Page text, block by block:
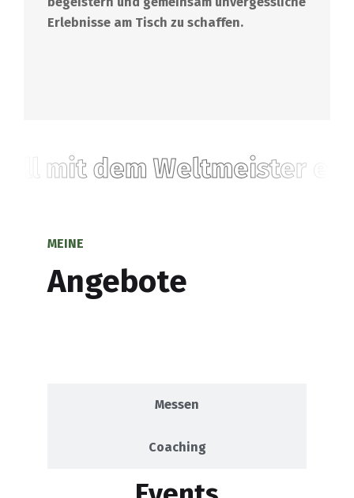
Erlebnisse am Tisch zu schaffen.
mit dem Weltmeister
MEINE
Angebote
Messen
Coaching